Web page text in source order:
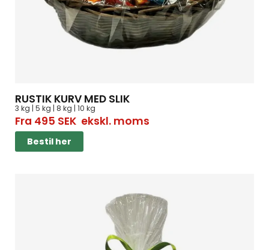
RUSTIK KURV MED SLIK
3 kg | 5 kg | 8 kg | 10 kg
Fra 495 SEKekskl. moms
Bestil her